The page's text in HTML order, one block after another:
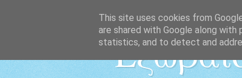
This site uses cookies from
are shared with Google along
statistics, and to detect and